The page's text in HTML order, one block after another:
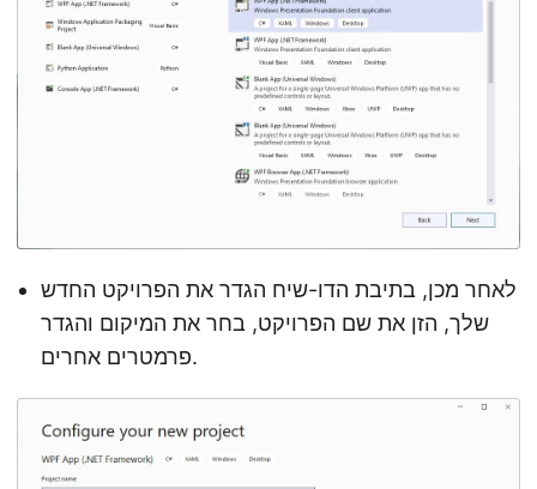
לאחר מכן, בתיבת הדו-שיח הגדר את הפרויקט החדש
שלך, הזן את שם הפרויקט, בחר את המיקום והגדר
פרמטרים אחרים.